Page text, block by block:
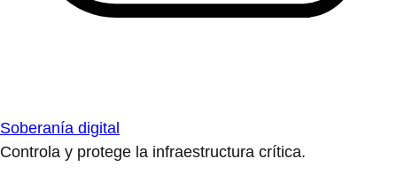
Soberanía digital
Controla y protege la infraestructura crítica.